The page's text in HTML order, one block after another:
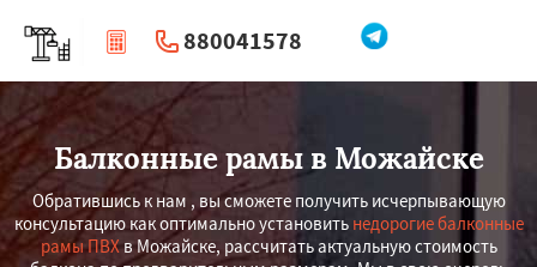
880041578
| Перезвоните мне
Балконные рамы в Можайске
Обратившись к нам , вы сможете получить исчерпывающую
консультацию как оптимально установить недорогие балконные
рамы ПВХв Можайске, рассчитать актуальную стоимость